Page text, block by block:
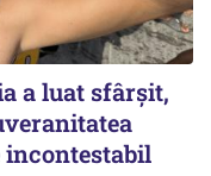
a luat sfârșit,
incontestabil